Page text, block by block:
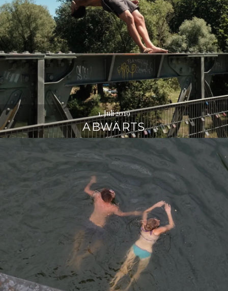
1. Juli 2019
ABWÄRTS